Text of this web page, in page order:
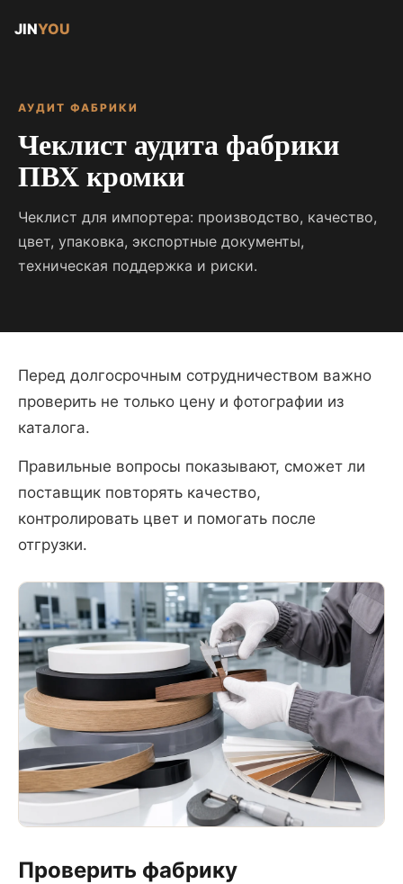
JINYOU
АУДИТ ФАБРИКИ
Чеклист аудита фабрики
ПВХ кромки
Чеклист для импортера: производство, качество,
цвет, упаковка, экспортные документы,
техническая поддержка и риски.
Перед долгосрочным сотрудничеством важно
проверить не только цену и фотографии из
каталога.
Правильные вопросы показывают, сможет ли
поставщик повторять качество,
контролировать цвет и помогать после
отгрузки.
Проверить фабрику